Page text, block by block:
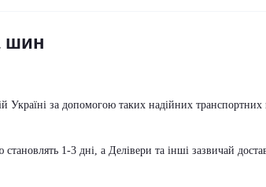
шин
Україні за допомогою таких надійних
1-3 дні, а Делівери та інші зазвичай